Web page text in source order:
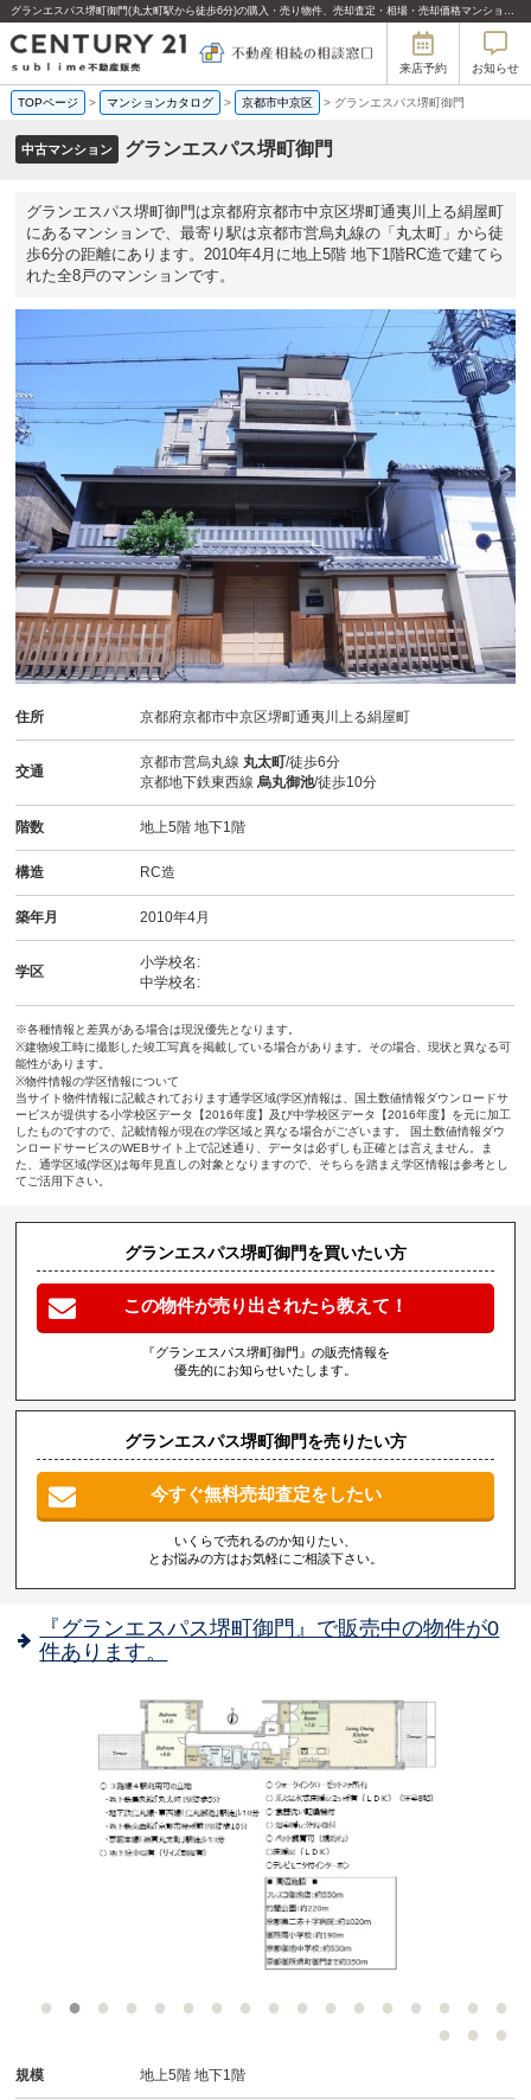
グランエスパス堺町御門(丸太町駅から徒歩6分)の購入・売り物件、売却査定・相場・売却価格マンション情報｜センチュリー21sublime不動産販売
来店予約 お知らせ
TOPページ > マンションカタログ > 京都市中京区 > グランエスパス堺町御門
中古マンション グランエスパス堺町御門
グランエスパス堺町御門は京都府京都市中京区堺町通夷川上る絹屋町
にあるマンションで、最寄り駅は京都市営烏丸線の「丸太町」から徒
歩6分の距離にあります。2010年4月に地上5階 地下1階RC造で建てら
れた全8戸のマンションです。
住所 京都府京都市中京区堺町通夷川上る絹屋町
交通
京都市営烏丸線 丸太町/徒歩6分
京都地下鉄東西線烏丸御池/徒歩10分
階数 地上5階 地下1階
構造 RC造
築年月 2010年4月
学区
小学校名:
中学校名:
※各種情報と差異がある場合は現況優先となります。
※建物竣工時に撮影した竣工写真を掲載している場合があります。その場合、現状と異なる可
能性があります。
※物件情報の学区情報について
当サイト物件情報に記載されております通学区域(学区)情報は、国土数値情報ダウンロードサ
ービスが提供する小学校区データ【2016年度】及び中学校区データ【2016年度】を元に加工
したものですので、記載情報が現在の学区域と異なる場合がございます。 国土数値情報ダウ
ンロードサービスのWEBサイト上で記述通り、データは必ずしも正確とは言えません。ま
た、通学区域(学区)は毎年見直しの対象となりますので、そちらを踏まえ学区情報は参考とし
てご活用下さい。
グランエスパス堺町御門を買いたい方
この物件が売り出されたら教えて！
『グランエスパス堺町御門』の販売情報を
優先的にお知らせいたします。
グランエスパス堺町御門を売りたい方
今すぐ無料売却査定をしたい
いくらで売れるのか知りたい、
とお悩みの方はお気軽にご相談下さい。
『グランエスパス堺町御門』で販売中の物件が0
件あります。
規模 地上5階 地下1階